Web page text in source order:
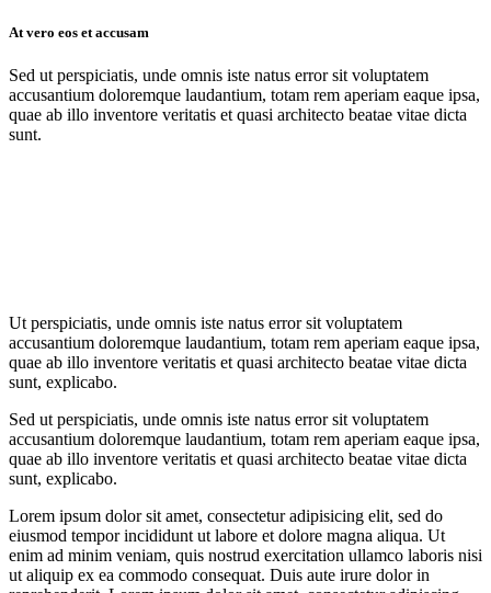
At vero eos et accusam
Sed ut perspiciatis, unde omnis iste natus error sit voluptatem
accusantium doloremque laudantium, totam rem aperiam eaque ipsa,
quae ab illo inventore veritatis et quasi architecto beatae vitae dicta
sunt.
Ut perspiciatis, unde omnis iste natus error sit voluptatem
accusantium doloremque laudantium, totam rem aperiam eaque ipsa,
quae ab illo inventore veritatis et quasi architecto beatae vitae dicta
sunt, explicabo.
Sed ut perspiciatis, unde omnis iste natus error sit voluptatem
accusantium doloremque laudantium, totam rem aperiam eaque ipsa,
quae ab illo inventore veritatis et quasi architecto beatae vitae dicta
sunt, explicabo.
Lorem ipsum dolor sit amet, consectetur adipisicing elit, sed do
eiusmod tempor incididunt ut labore et dolore magna aliqua. Ut
enim ad minim veniam, quis nostrud exercitation ullamco laboris nisi
ut aliquip ex ea commodo consequat. Duis aute irure dolor in